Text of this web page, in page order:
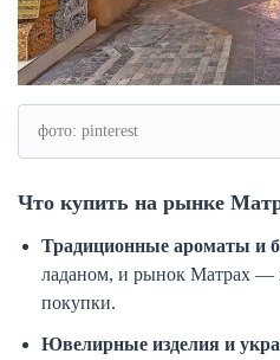
фото: pinterest
Что купить на рынке
Традиционные ароматы и
ладаном, и рынок Матрах —
покупки.
Ювелирные изделия и